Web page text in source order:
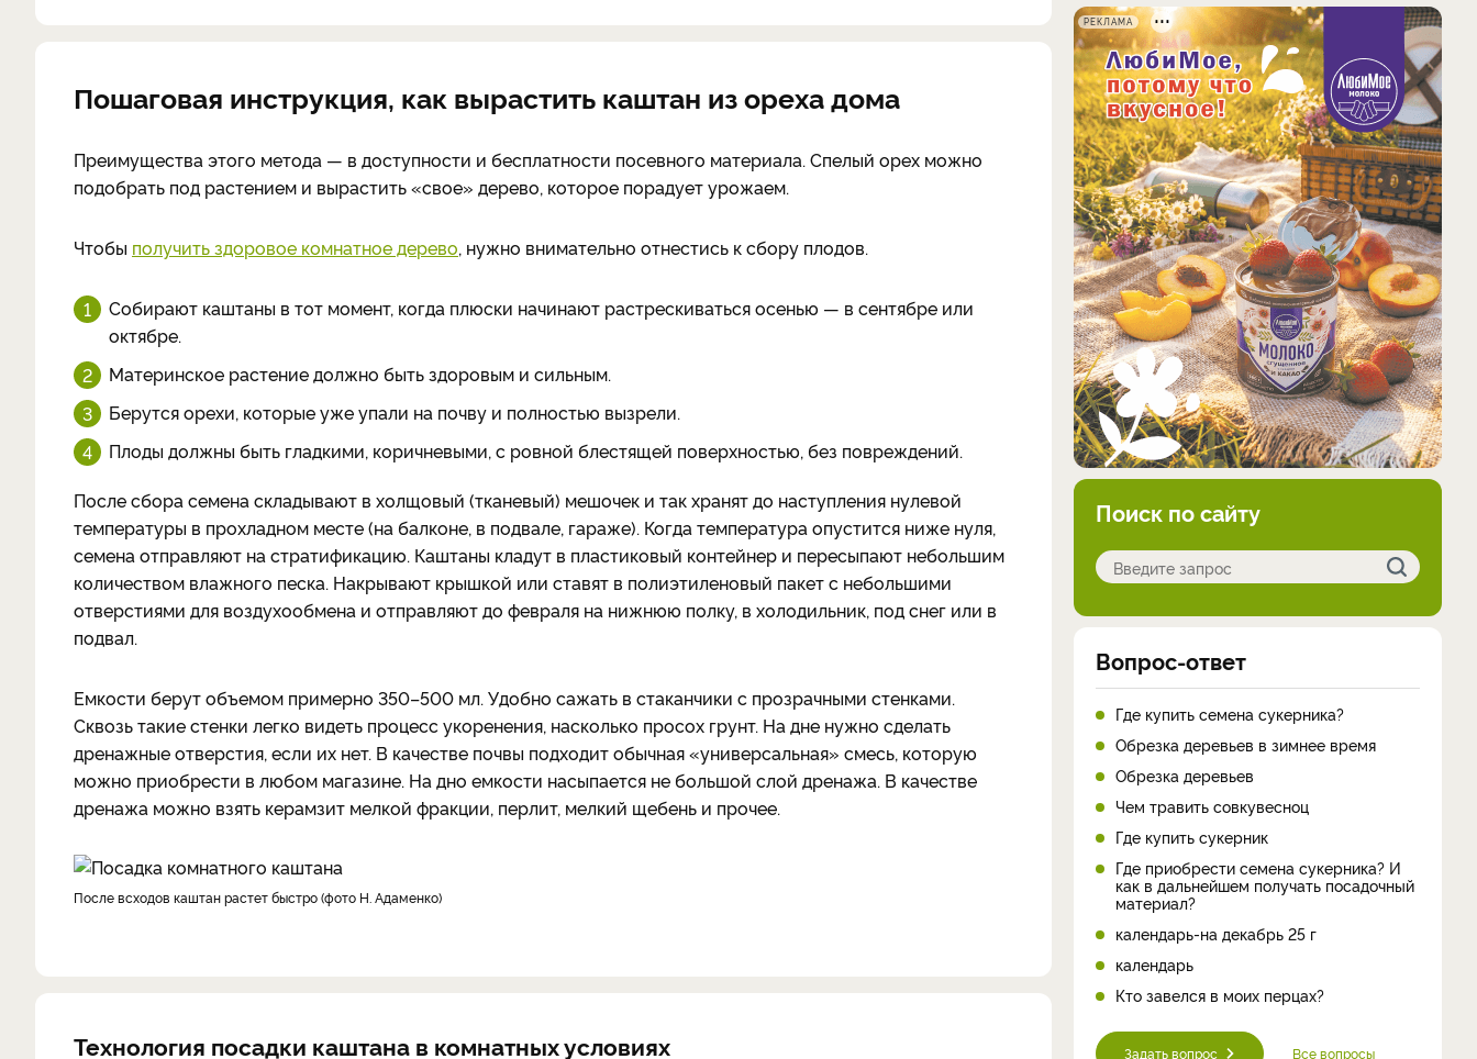
Пошаговая инструкция, как вырастить каштан из ореха дома
Преимущества этого метода — в доступности и бесплатности посевного материала. Спелый орех можно
подобрать под растением и вырастить «свое» дерево, которое порадует урожаем.
Чтобы получить здоровое комнатное дерево, нужно внимательно отнестись к сбору плодов.
Собирают каштаны в тот момент, когда плюски начинают растрескиваться осенью — в сентябре или
октябре.
Материнское растение должно быть здоровым и сильным.
Берутся орехи, которые уже упали на почву и полностью вызрели.
Плоды должны быть гладкими, коричневыми, с ровной блестящей поверхностью, без повреждений.
После сбора семена складывают в холщовый (тканевый) мешочек и так хранят до наступления нулевой
температуры в прохладном месте (на балконе, в подвале, гараже). Когда температура опустится ниже нуля,
семена отправляют на стратификацию. Каштаны кладут в пластиковый контейнер и пересыпают небольшим
количеством влажного песка. Накрывают крышкой или ставят в полиэтиленовый пакет с небольшими
отверстиями для воздухообмена и отправляют до февраля на нижнюю полку, в холодильник, под снег или в
подвал.
Емкости берут объемом примерно 350–500 мл. Удобно сажать в стаканчики с прозрачными стенками.
Сквозь такие стенки легко видеть процесс укоренения, насколько просох грунт. На дне нужно сделать
дренажные отверстия, если их нет. В качестве почвы подходит обычная «универсальная» смесь, которую
можно приобрести в любом магазине. На дно емкости насыпается не большой слой дренажа. В качестве
дренажа можно взять керамзит мелкой фракции, перлит, мелкий щебень и прочее.
После всходов каштан растет быстро (фото Н. Адаменко)
Технология посадки каштана в комнатных условиях
РЕКЛАМА
Поиск по сайту
Вопрос-ответ
Где купить семена сукерника?
Обрезка деревьев в зимнее время
Обрезка деревьев
Чем травить совкувесноц
Где купить сукерник
Где приобрести семена сукерника? И
как в дальнейшем получать посадочный
материал?
календарь-на декабрь 25 г
календарь
Кто завелся в моих перцах?
Задать вопрос Все вопросы